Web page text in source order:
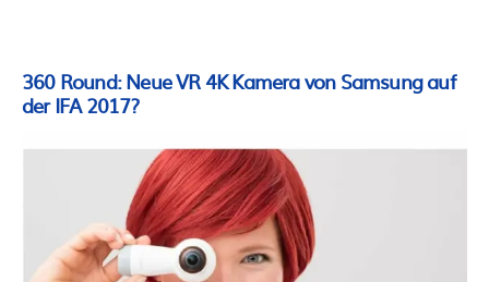
360 Round: Neue VR 4K Kamera von Samsung auf
der IFA 2017?